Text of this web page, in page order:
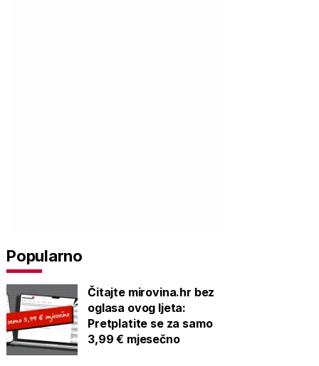
Popularno
Čitajte mirovina.hr bez
oglasa ovog ljeta:
Pretplatite se za samo
3,99 € mjesečno